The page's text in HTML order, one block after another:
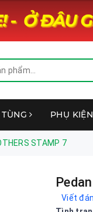
TÙNG PHỤ KIỆN
STAMP 7
Viết